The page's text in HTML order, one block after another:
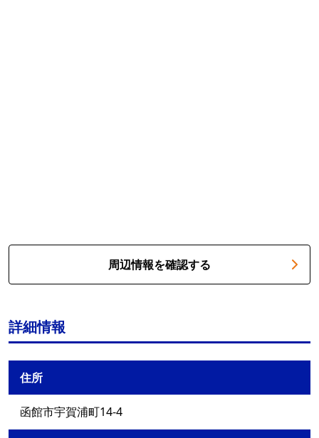
周辺情報を確認する
詳細情報
住所
函館市宇賀浦町14-4